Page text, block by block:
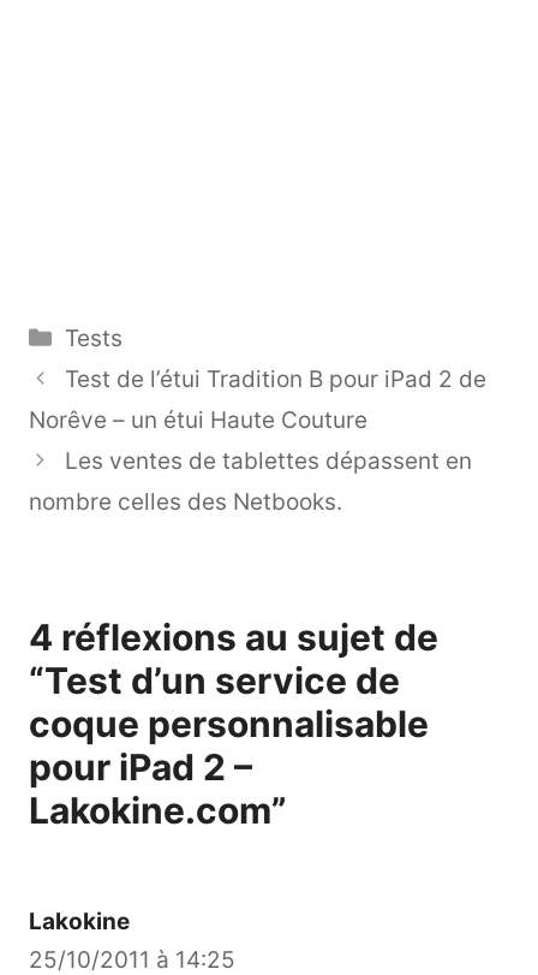
Catégories
Tests
Test de l’étui Tradition B pour iPad 2 de
Norêve – un étui Haute Couture
Les ventes de tablettes dépassent en
nombre celles des Netbooks.
4 réflexions au sujet de
“Test d’un service de
coque personnalisable
pour iPad 2 –
Lakokine.com”
Lakokine
25/10/2011 à 14:25